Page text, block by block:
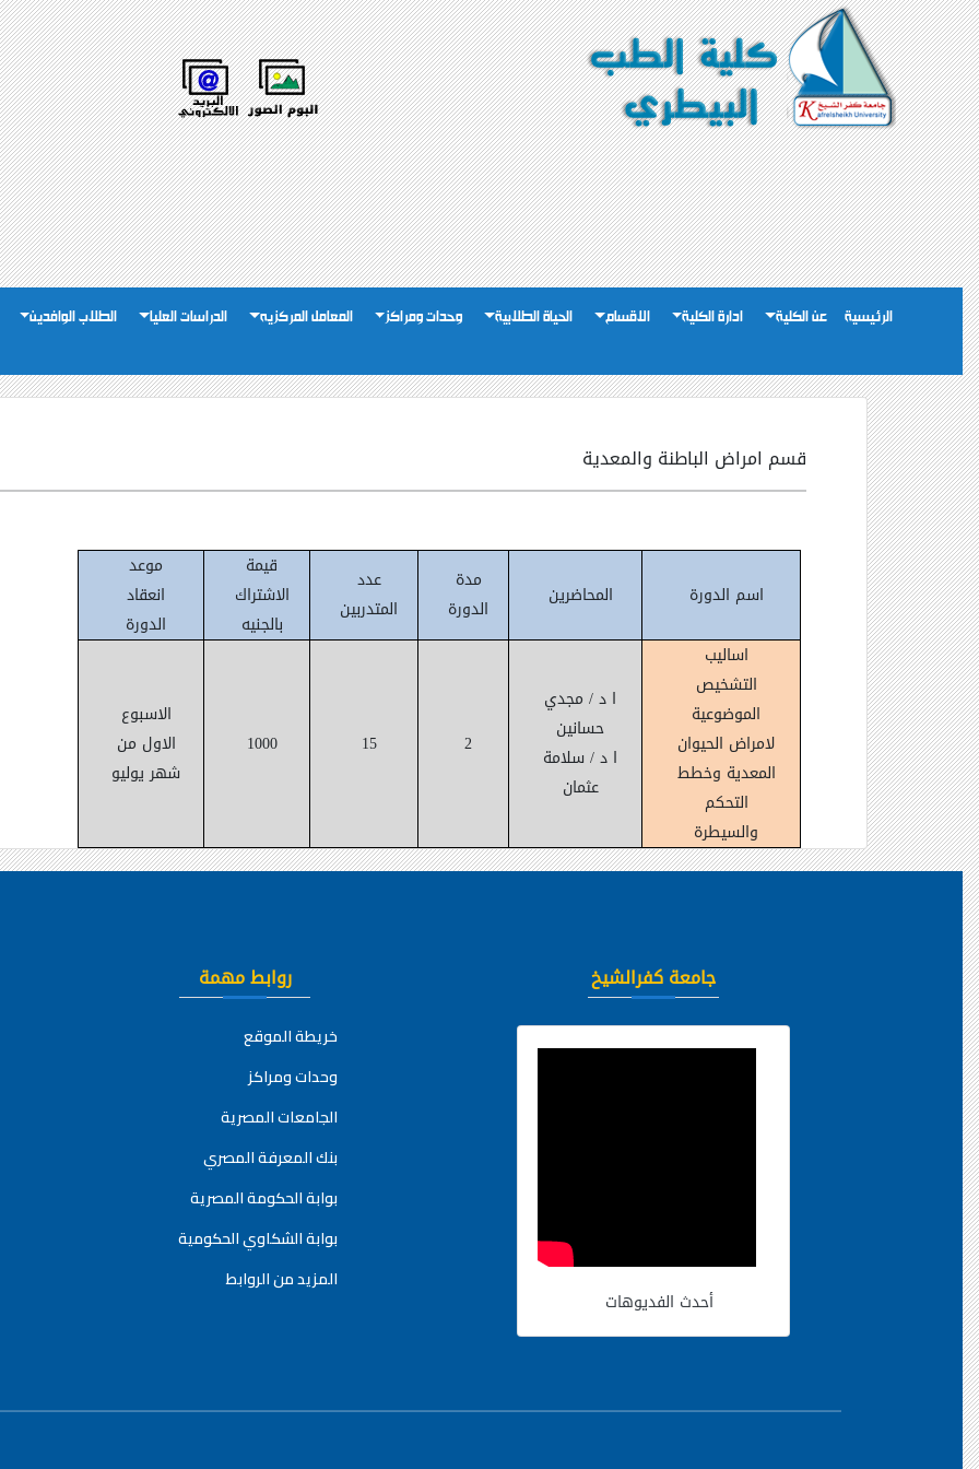
الرئيسية عن الكلية ادارة الكلية الاقسام الحياة الطلابية وحدات ومراكز المعامل المركزيه الدراسات العليا الطلاب الوافدين
قسم امراض الباطنة والمعدية
اسم الدورة المحاضرين
مدة
الدورة
عدد
المتدربين
قيمة
الاشتراك
بالجنيه
موعد
انعقاد
الدورة
اساليب
التشخيص
الموضوعية
لامراض الحيوان
المعدية وخطط
التحكم
والسيطرة
ا د / مجدي
حسانين
ا د / سلامة
عثمان
2
15
1000
الاسبوع
الاول من
شهر يوليو
جامعة كفرالشيخ
أحدث الفديوهات
روابط مهمة
خريطة الموقع
وحدات ومراكز
الجامعات المصرية
بنك المعرفة المصري
بوابة الحكومة المصرية
بوابة الشكاوي الحكومية
المزيد من الروابط